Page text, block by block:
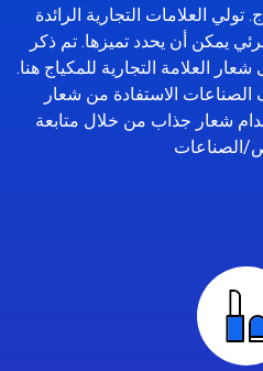
تولي العلامات التجارية الرائدة
يمكن أن يحدد تميزها. تم ذكر
العلامة التجارية للمكياج هنا.
الاستفادة من شعار
شعار جذاب من خلال متابعة